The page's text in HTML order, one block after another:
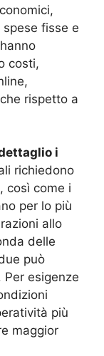
fisse e
costi,
rispetto a
i
richiedono
così come i
per lo più
allo
delle
può
Per esigenze
più
maggior